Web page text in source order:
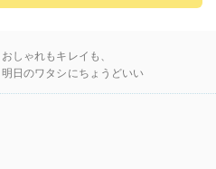
おしゃれもキレイも、
明日のワタシにちょうどいい